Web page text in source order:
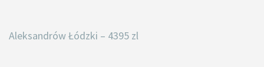
Aleksandrów Łódzki – 4395 zl